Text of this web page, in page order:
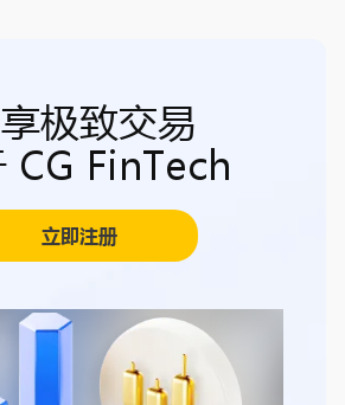
极致交易
CG FinTech
立即注册